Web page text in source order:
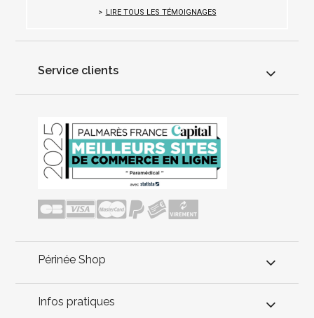
LIRE TOUS LES TÉMOIGNAGES
Service clients
Périnée Shop
Infos pratiques